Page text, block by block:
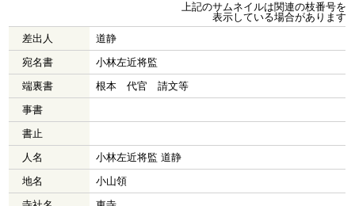
上記のサムネイルは関連の枝番号を
表示している場合があります
差出人
道静
宛名書
小林左近将監
端裏書
根本 代官 請文等
事書
書止
人名
小林左近将監 道静
地名
小山領